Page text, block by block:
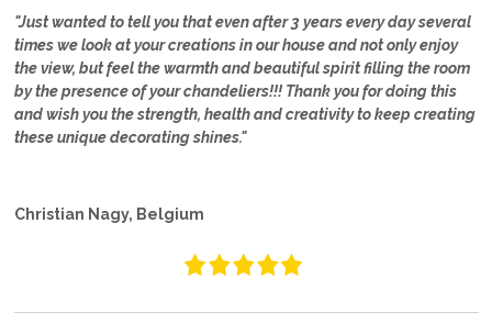
"Just wanted to tell you that even after 3 years every day several
times we look at your creations in our house and not only enjoy
the view, but feel the warmth and beautiful spirit filling the room
by the presence of your chandeliers!!! Thank you for doing this
and wish you the strength, health and creativity to keep creating
these unique decorating shines."
Christian Nagy, Belgium